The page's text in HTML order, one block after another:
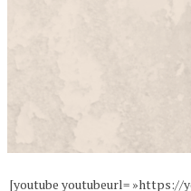
[youtube youtubeurl= »https://